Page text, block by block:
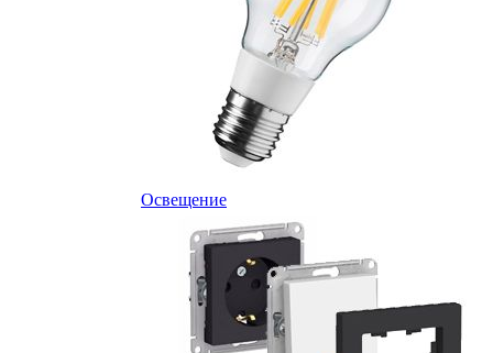
Освещение